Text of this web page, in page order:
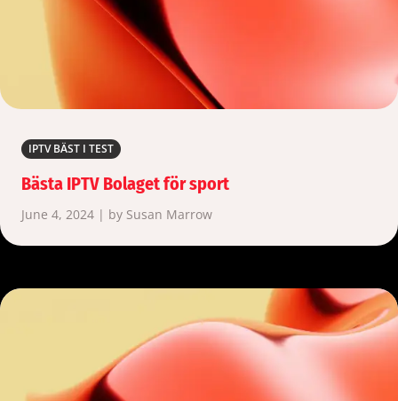
IPTV BÄST I TEST
Bästa IPTV Bolaget för sport
June 4, 2024 | by Susan Marrow